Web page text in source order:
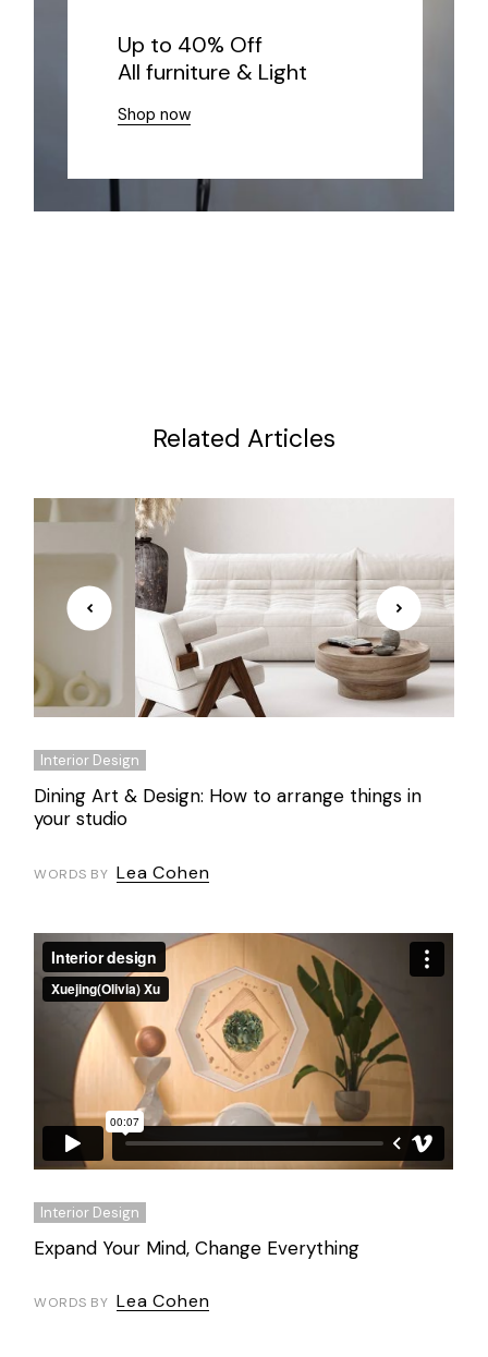
Up to 40% Off
All furniture & Light
Shop now
Related Articles
Interior Design
Dining Art & Design: How to arrange things in
your studio
WORDS BY Lea Cohen
Interior Design
Expand Your Mind, Change Everything
WORDS BY Lea Cohen